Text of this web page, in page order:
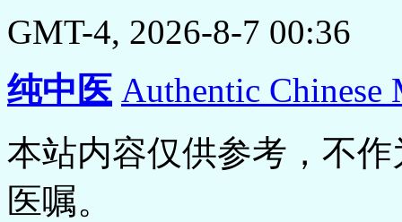
GMT-4, 2026-8-7 00:36
纯中医 Authentic
本站内容仅供参考，不
医嘱。